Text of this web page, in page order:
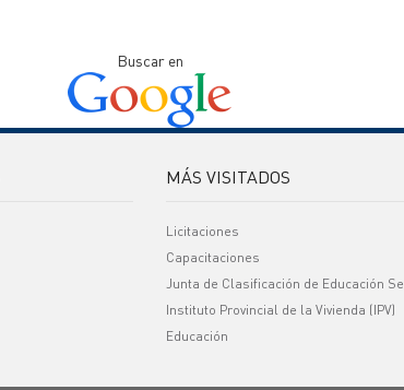
Buscar en
MÁS VISITADOS
Licitaciones
Capacitaciones
Junta de Clasificación de Educación
Instituto Provincial de la Vivienda (IPV)
Educación